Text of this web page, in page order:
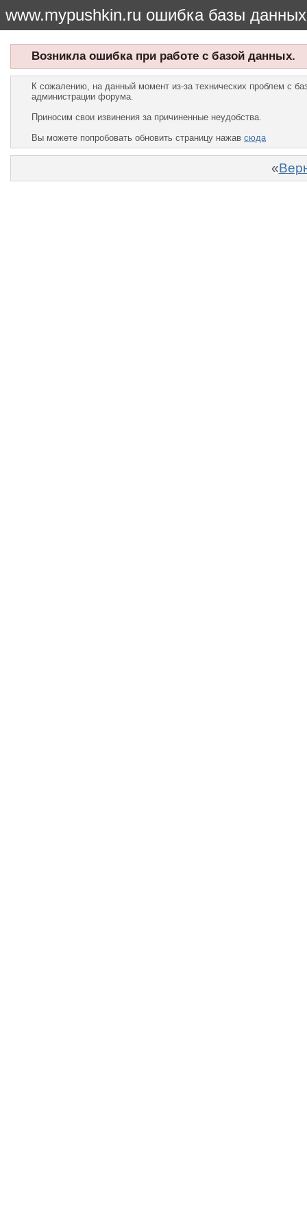
www.mypushkin.ru ошибка базы данных
Возникла ошибка при работе с базой данных.
К сожалению, на данный момент из-за технических проблем с
администрации форума.
Приносим свои извинения за причиненные неудобства.
Вы можете попробовать обновить страницу нажав сюда
«